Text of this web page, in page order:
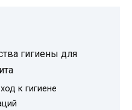
гигиены для
к гигиене